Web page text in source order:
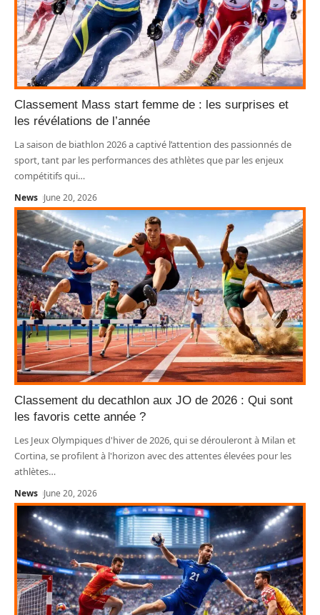
Classement Mass start femme de : les surprises et
les révélations de l’année
La saison de biathlon 2026 a captivé l’attention des passionnés de
sport, tant par les performances des athlètes que par les enjeux
compétitifs qui…
News June 20, 2026
Classement du decathlon aux JO de 2026 : Qui sont
les favoris cette année ?
Les Jeux Olympiques d'hiver de 2026, qui se dérouleront à Milan et
Cortina, se profilent à l'horizon avec des attentes élevées pour les
athlètes…
News June 20, 2026